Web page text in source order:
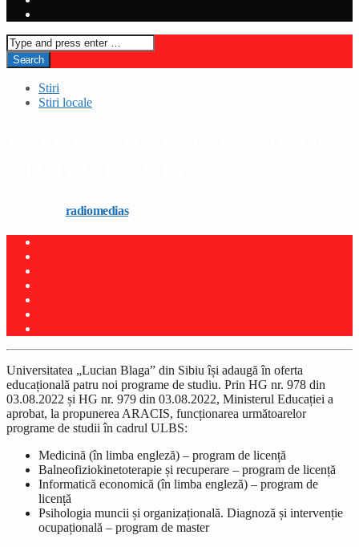
Stiri
Stiri locale
radiomediason 13 august 2022
Universitatea „Lucian Blaga” din Sibiu își adaugă în oferta
educațională patru noi programe de studiu. Prin HG nr. 978 din
03.08.2022 și HG nr. 979 din 03.08.2022, Ministerul Educației a
aprobat, la propunerea ARACIS, funcționarea următoarelor
programe de studii în cadrul ULBS:
Medicină (în limba engleză) – program de licență
Balneofiziokinetoterapie și recuperare – program de licență
Informatică economică (în limba engleză) – program de
licență
Psihologia muncii și organizațională. Diagnoză și intervenție
ocupațională – program de master